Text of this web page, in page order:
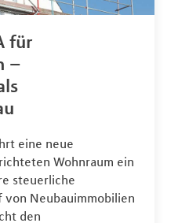
für
–
eine neue
Wohnraum ein
steuerliche
von Neubauimmobilien
den